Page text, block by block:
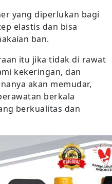
yang diperlukan bagi
elastis dan bisa
ban.
itu jika tidak di rawat
kekeringan, dan
akan memudar,
berkala
berkualitas dan